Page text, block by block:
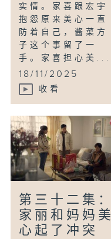
实情。家喜跟宏宇
抱怨原来美心一直
防着自己，酱菜方
子这个事留了一
手。家喜担心美...
18/11/2025
收看
第三十二集：
家丽和妈妈美
心起了冲突